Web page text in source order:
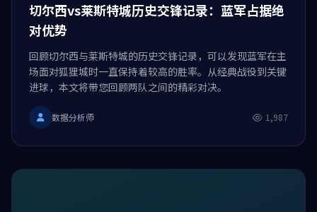
切尔西vs莱斯特城历史交锋记录：蓝军占据绝
对优势
回顾切尔西与莱斯特城的历史交锋记录，可以发现蓝军在主
场面对狐狸城时一直保持着较高的胜率。从经典战役到关键
进球，本文将带您回顾两队之间的精彩对决。
数据分析师 1,987